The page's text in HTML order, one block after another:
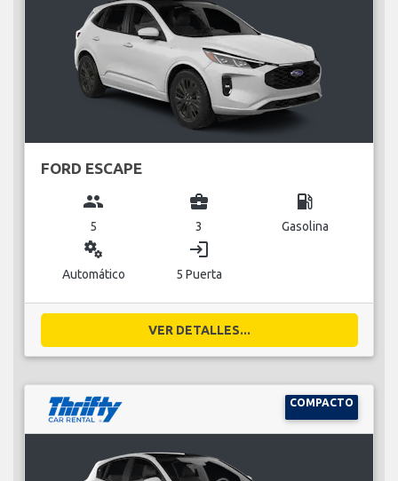
FORD ESCAPE
group
5
business_center
3
local_gas_station
Gasolina
miscellaneous_services
Automático
login
5 Puerta
VER DETALLES...
COMPACTO